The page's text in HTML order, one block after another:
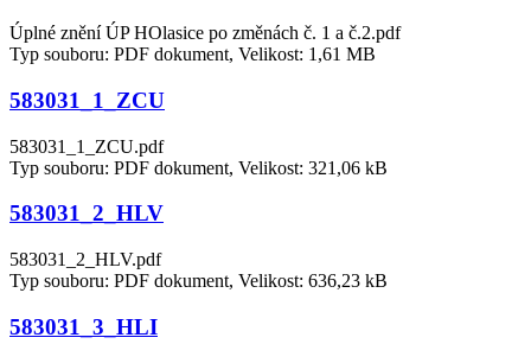
Úplné znění ÚP HOlasice po změnách č. 1 a č.2.pdf
Typ souboru: PDF dokument, Velikost: 1,61 MB
583031_1_ZCU
583031_1_ZCU.pdf
Typ souboru: PDF dokument, Velikost: 321,06 kB
583031_2_HLV
583031_2_HLV.pdf
Typ souboru: PDF dokument, Velikost: 636,23 kB
583031_3_HLI